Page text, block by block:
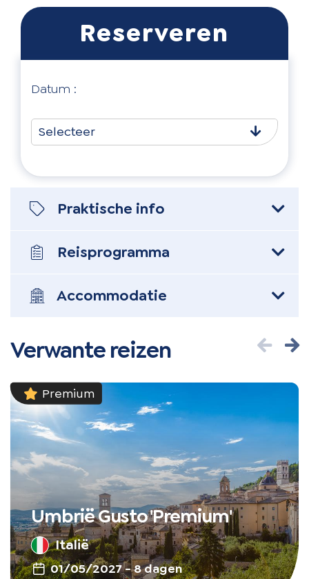
Datum :
Selecteer
Praktische info
Reisprogramma
Accommodatie
Verwante reizen
Premium
Umbrië Gusto 'Premium'
Italië
01/05/2027 - 8 dagen